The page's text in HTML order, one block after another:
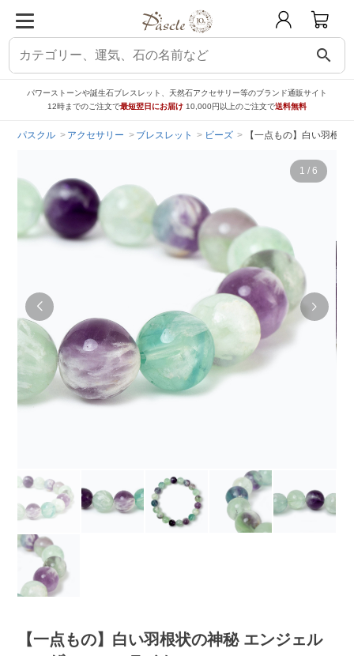
search
パワーストーンや誕生石ブレスレット、天然石アクセサリー等のブランド通販サイト
12時までのご注文で最短翌日にお届け 10,000円以上のご注文で送料無料
パスクル アクセサリー ブレスレット ビーズ 【一点もの】白い羽根
1 / 6
【一点もの】白い羽根状の神秘 エンジェル